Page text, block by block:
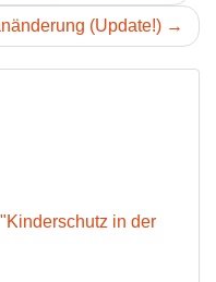
(Update!) →
in der